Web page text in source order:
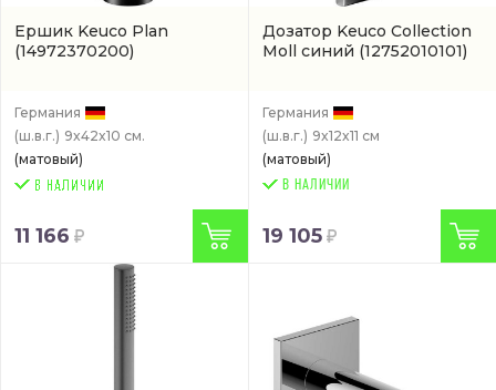
Ершик Keuco Plan
(14972370200)
Германия
(ш.в.г.) 9x42x10 см.
(матовый)
11 166
Дозатор Keuco Collection
Moll синий (12752010101)
Германия
(ш.в.г.) 9x12x11 см
(матовый)
В НАЛИЧИИ
19 105